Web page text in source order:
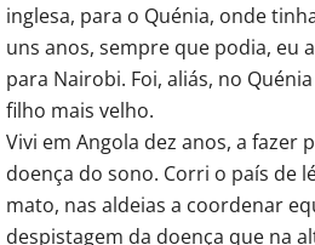
inglesa, para o Quénia, onde
uns anos, sempre que podia, eu
para Nairobi. Foi, aliás, no
filho mais velho.
Vivi em Angola dez anos, a fazer
doença do sono. Corri o país de
mato, nas aldeias a coordenar
despistagem da doença que na